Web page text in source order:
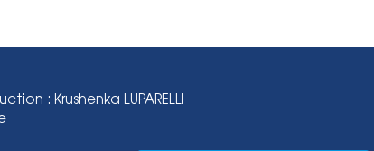
: Krushenka LUPARELLI